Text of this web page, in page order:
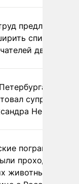
предложил
список
двух
заочно
супругу
Невзорова
пограничники
проходы для
животных на